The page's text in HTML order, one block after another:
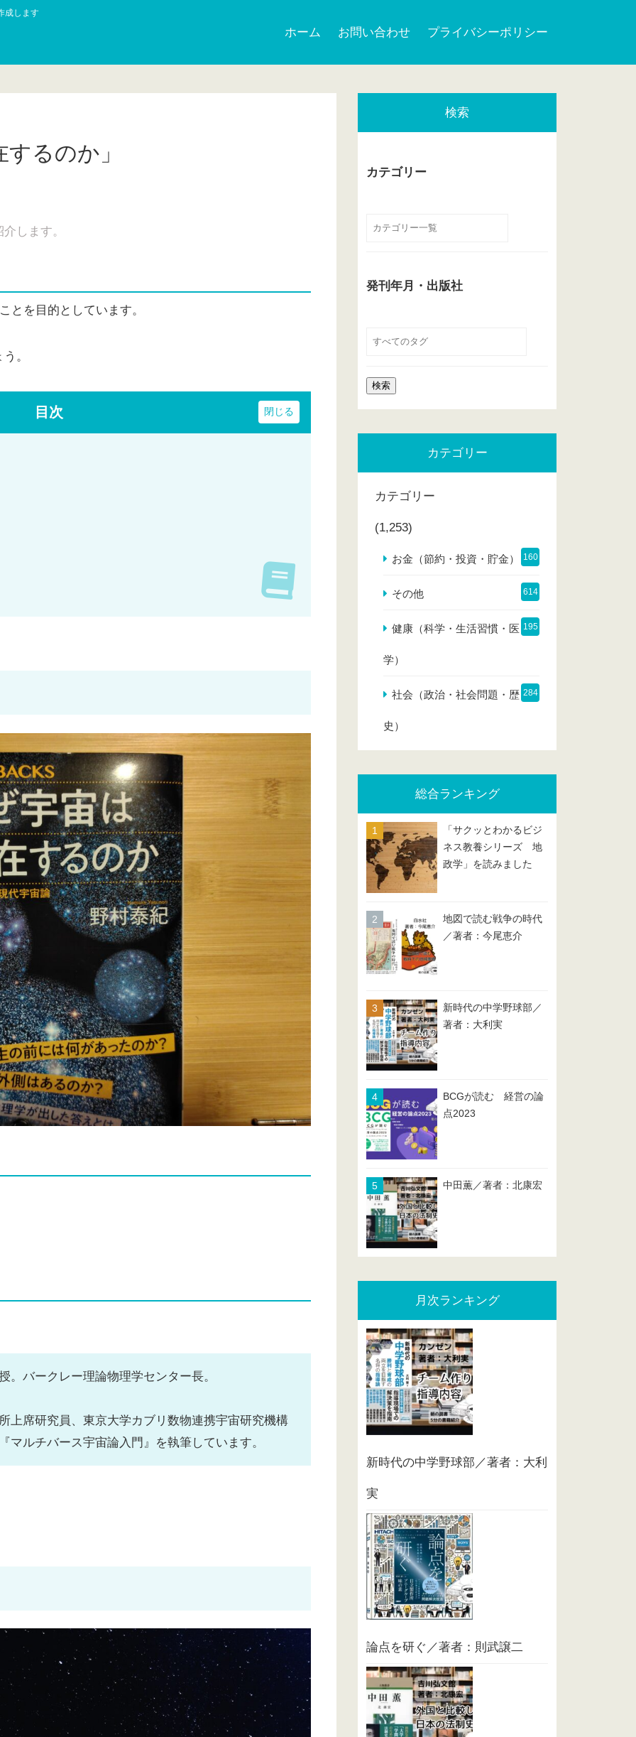
成します
ホーム お問い合わせ プライバシーポリシー
るのか」
します。
を目的としています。
。
目次
バークレー理論物理学センター長。
席研究員、東京大学カブリ数物連携宇宙研究機構
マルチバース宇宙論入門』を執筆しています。
検索
カテゴリー
発刊年月・出版社
カテゴリー
カテゴリー
(1,253)
お金（節約・投資・貯金） 160
その他 614
健康（科学・生活習慣・医
学）
195
社会（政治・社会問題・歴
史）
284
総合ランキング
「サクッとわかるビジ
ネス教養シリーズ 地
政学」を読みました
地図で読む戦争の時代
／著者：今尾恵介
新時代の中学野球部／
著者：大利実
BCGが読む 経営の論
点2023
中田薫／著者：北康宏
月次ランキング
新時代の中学野球部／著者：大利
実
論点を研ぐ／著者：則武譲二